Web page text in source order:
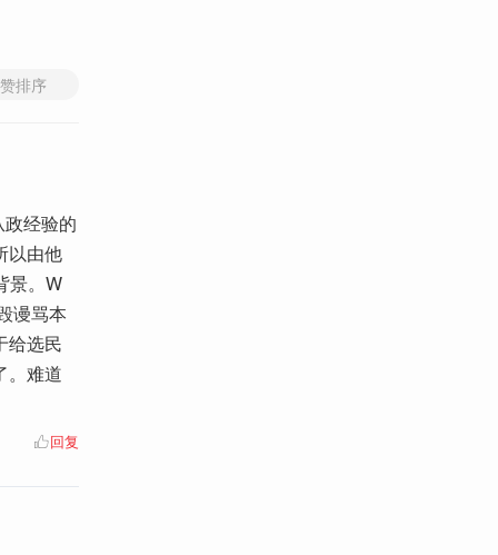
排序
经验的
以由他
景。W
谩骂本
给选民
。难道
回复